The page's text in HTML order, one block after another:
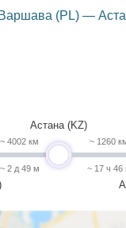
(PL) —
~ 4002 км
~ 2 д 49 м
undefined
Астана (KZ)
~ 1260
~ 17 ч 46